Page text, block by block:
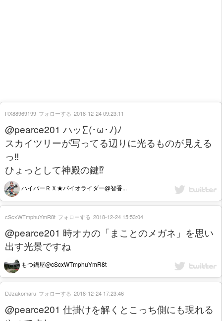
@pearce201 ハッ∑(･ω･ﾉ)ﾉ
スカイツリーが写ってる辺りに光るものが見える
っ‼️
ひょっとして神殿の鍵⁉️
ハイパーＲＸ★バイオライダー@智香...
RX88969199 フォローする 2018-12-24 09:23:11
@pearce201 時オカの「まことのメガネ」を思い
出す光景ですね
もつ鍋屋@cScxWTmphuYmR8t
cScxWTmphuYmR8t フォローする 2018-12-24 15:53:04
@pearce201 仕掛けを解くとこっち側にも現れる
DJzakomaru フォローする 2018-12-24 17:23:46